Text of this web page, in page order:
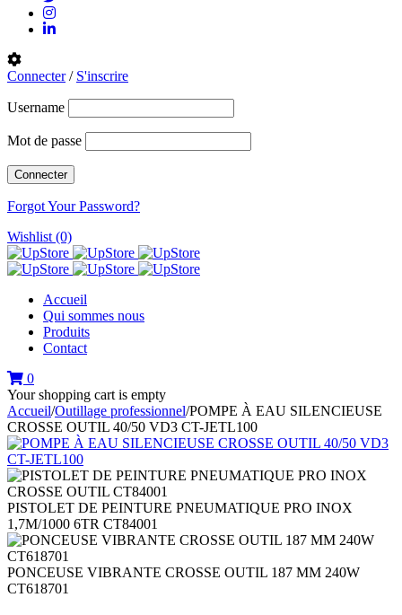
Connecter/ S'inscrire
Username
Mot de passe
Forgot Your Password?
Wishlist (0)
Accueil
Qui sommes nous
Produits
Contact
0
Your shopping cart is empty
Accueil/Outillage professionnel/POMPE À EAU SILENCIEUSE
CROSSE OUTIL 40/50 VD3 CT-JETL100
PISTOLET DE PEINTURE PNEUMATIQUE PRO INOX
1,7M/1000 6TR CT84001
PONCEUSE VIBRANTE CROSSE OUTIL 187 MM 240W
CT618701